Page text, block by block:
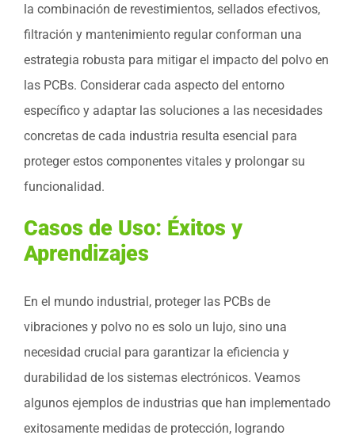
la combinación de revestimientos, sellados efectivos,
filtración y mantenimiento regular conforman una
estrategia robusta para mitigar el impacto del polvo en
las PCBs. Considerar cada aspecto del entorno
específico y adaptar las soluciones a las necesidades
concretas de cada industria resulta esencial para
proteger estos componentes vitales y prolongar su
funcionalidad.
Casos de Uso: Éxitos y
Aprendizajes
En el mundo industrial, proteger las PCBs de
vibraciones y polvo no es solo un lujo, sino una
necesidad crucial para garantizar la eficiencia y
durabilidad de los sistemas electrónicos. Veamos
algunos ejemplos de industrias que han implementado
exitosamente medidas de protección, logrando